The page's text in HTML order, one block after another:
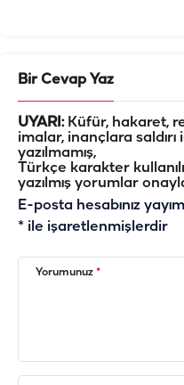
Bir Cevap Yaz
UYARI:Küfür, hakaret,
imalar, inançlara
yazılmamış,
Türkçe karakter
yazılmış yorumlar
E-posta hesabınız
* ile işaretlenmişlerdir
Yorumunuz *